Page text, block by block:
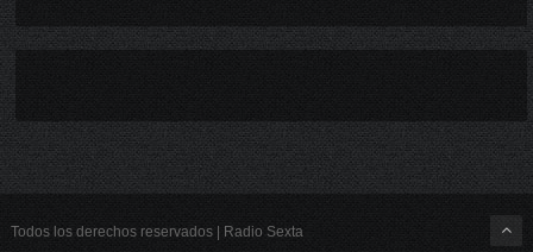
Todos los derechos reservados | Radio Sexta